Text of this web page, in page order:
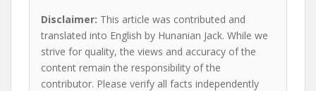
Disclaimer: This article was contributed and
translated into English by Hunanian Jack. While we
strive for quality, the views and accuracy of the
content remain the responsibility of the
contributor. Please verify all facts independently